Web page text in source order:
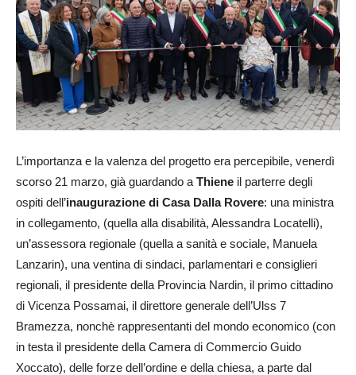
L’importanza e la valenza del progetto era percepibile, venerdì
scorso 21 marzo, già guardando a Thiene il parterre degli
ospiti dell’inaugurazione di Casa Dalla Rovere: una ministra
in collegamento, (quella alla disabilità, Alessandra Locatelli),
un’assessora regionale (quella a sanità e sociale, Manuela
Lanzarin), una ventina di sindaci, parlamentari e consiglieri
regionali, il presidente della Provincia Nardin, il primo cittadino
di Vicenza Possamai, il direttore generale dell’Ulss 7
Bramezza, nonchè rappresentanti del mondo economico (con
in testa il presidente della Camera di Commercio Guido
Xoccato), delle forze dell’ordine e della chiesa, a parte dal